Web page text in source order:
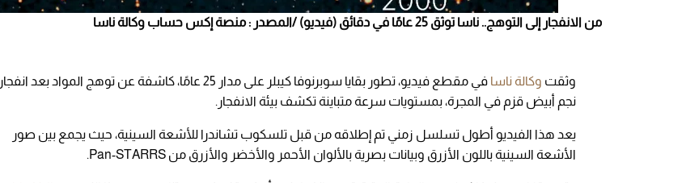
من الانفجار إلى التوهج.. ناسا توثق 25 عامًا في دقائق (فيديو) /المصدر : منصة إكس حساب وكالة ناسا
وثقت وكالة ناسا
في مقطع فيديو، تطور بقايا سوبرنوفا كيبلر على مدار 25 عامًا، كاشفة عن توهج المواد بعد انفجار
نجم أبيض قزم في المجرة، بمستويات سرعة متباينة تكشف بيئة الانفجار.
يعد هذا الفيديو أطول تسلسل زمني تم إطلاقه من قبل تلسكوب تشاندرا للأشعة السينية، حيث يجمع بين صور
الأشعة السينية باللون الأزرق وبيانات بصرية بالألوان الأحمر والأخضر والأزرق من Pan-STARRS.